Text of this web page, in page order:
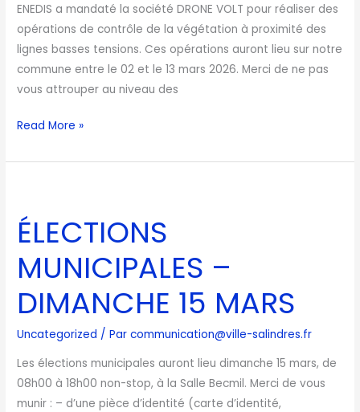
ENEDIS a mandaté la société DRONE VOLT pour réaliser des
opérations de contrôle de la végétation à proximité des
lignes basses tensions. Ces opérations auront lieu sur notre
commune entre le 02 et le 13 mars 2026. Merci de ne pas
vous attrouper au niveau des
Read More »
ÉLECTIONS
MUNICIPALES –
DIMANCHE 15 MARS
Uncategorized / Parcommunication@ville-salindres.fr
Les élections municipales auront lieu dimanche 15 mars, de
08h00 à 18h00 non-stop, à la Salle Becmil. Merci de vous
munir : – d’une pièce d’identité (carte d’identité,
–
DIMANCHE
15